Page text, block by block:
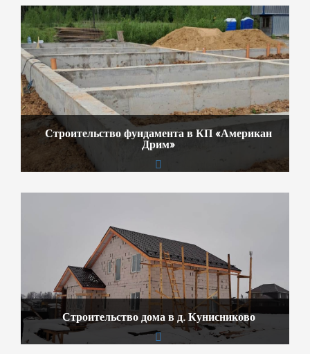
Строительство фундамента в КП «Американ
Дрим»
Строительство дома в д. Кунисниково